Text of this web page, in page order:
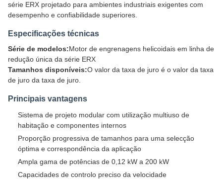
série ERX projetado para ambientes industriais exigentes com
desempenho e confiabilidade superiores.
Especificações técnicas
Série de modelos:Motor de engrenagens helicoidais em linha de
redução única da série ERX
Tamanhos disponíveis:O valor da taxa de juro é o valor da taxa
de juro da taxa de juro.
Principais vantagens
Sistema de projeto modular com utilização multiuso de
habitação e componentes internos
Proporção progressiva de tamanhos para uma selecção
óptima e correspondência da aplicação
Ampla gama de potências de 0,12 kW a 200 kW
Capacidades de controlo preciso da velocidade